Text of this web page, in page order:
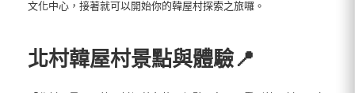
文化中心，接著就可以開始你的韓屋村探索之旅囉。
北村韓屋村景點與體驗📍